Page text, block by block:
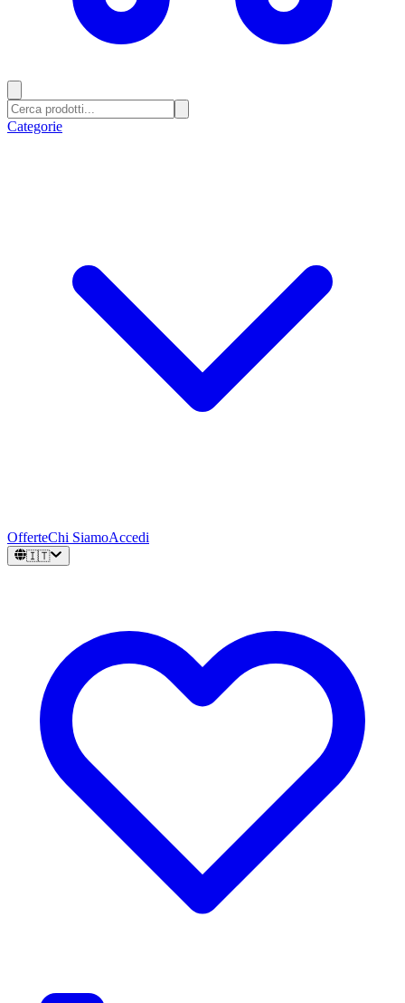
Categorie
OfferteChi SiamoAccedi
🇮🇹